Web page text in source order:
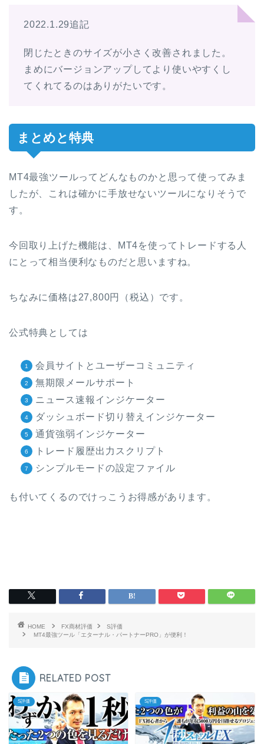
2022.1.29追記
閉じたときのサイズが小さく改善されました。
まめにバージョンアップしてより使いやすくし
てくれてるのはありがたいです。
まとめと特典
MT4最強ツールってどんなものかと思って使ってみま
したが、これは確かに手放せないツールになりそうで
す。
今回取り上げた機能は、MT4を使ってトレードする人
にとって相当便利なものだと思いますね。
ちなみに価格は27,800円（税込）です。
公式特典としては
会員サイトとユーザーコミュニティ
無期限メールサポート
ニュース速報インジケーター
ダッシュボード切り替えインジケーター
通貨強弱インジケーター
トレード履歴出力スクリプト
シンプルモードの設定ファイル
も付いてくるのでけっこうお得感があります。
HOME FX商材評価
S評価
MT4最強ツール「エターナル・パートナーPRO」が便利！
RELATED POST
S評価 S評価